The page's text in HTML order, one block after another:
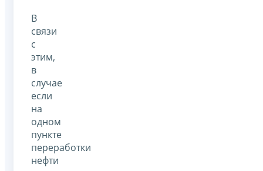
В
связи
с
этим,
в
случае
если
на
одном
пункте
переработки
нефти